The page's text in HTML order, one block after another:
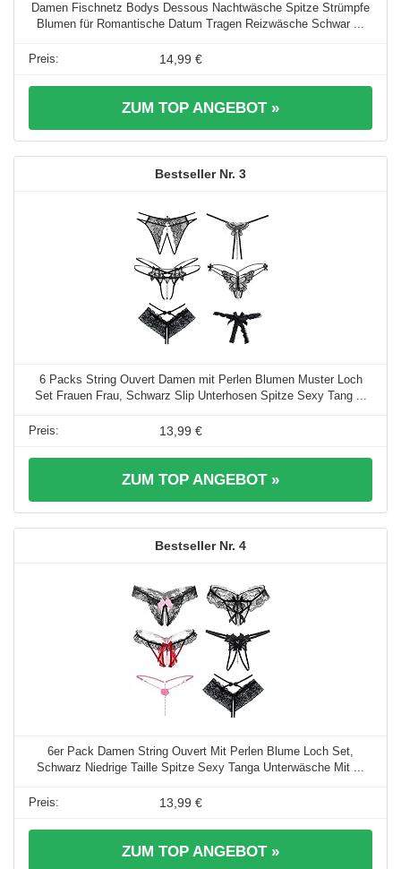
Damen Fischnetz Bodys Dessous Nachtwäsche Spitze Strümpfe
Blumen für Romantische Datum Tragen Reizwäsche Schwar ...
14,99 €
ZUM TOP ANGEBOT »
3
6 Packs String Ouvert Damen mit Perlen Blumen Muster Loch
Set Frauen Frau, Schwarz Slip Unterhosen Spitze Sexy Tang ...
13,99 €
ZUM TOP ANGEBOT »
4
6er Pack Damen String Ouvert Mit Perlen Blume Loch Set,
Schwarz Niedrige Taille Spitze Sexy Tanga Unterwäsche Mit ...
13,99 €
ZUM TOP ANGEBOT »